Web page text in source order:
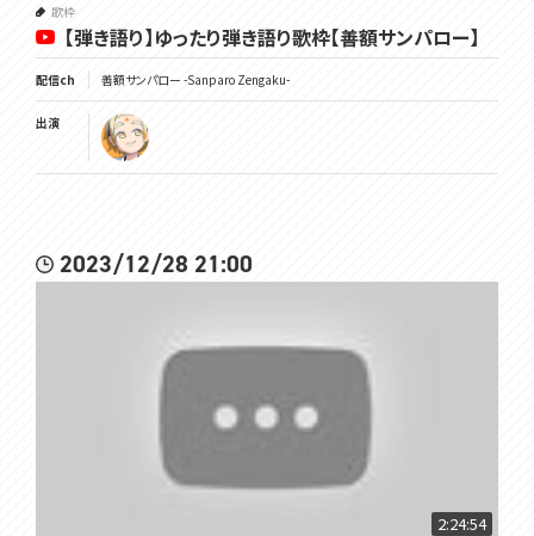
歌枠
【弾き語り】ゆったり弾き語り歌枠【善額サンパロー】
配信ch 善額サンパロー -Sanparo Zengaku-
出演
2023/12/28 21:00
2:24:54